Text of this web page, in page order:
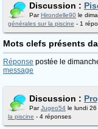
Discussion :
ParHirondelle90 le
générales sur la piscine - 1
Mots clefs présents
Réponse postée le
message
Discussion :
ParJugeo54 le lundi
la piscine - 4 réponses